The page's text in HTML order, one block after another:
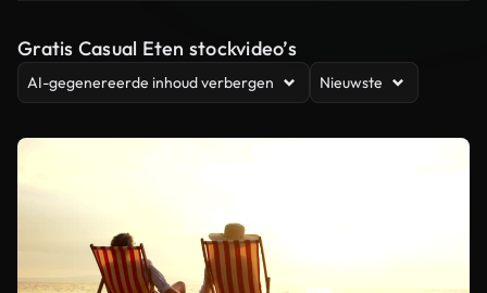
Gratis Casual Eten stockvideo’s
AI-gegenereerde inhoud verbergen Nieuwste